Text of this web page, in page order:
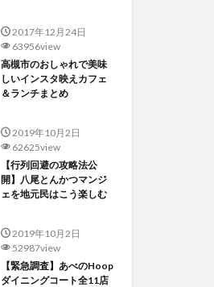
2017年12月24日
63956view
高槻市のおしゃれで美味
しいインスタ映えカフェ
＆ランチまとめ
2019年10月2日
62625view
【行列回避の攻略法公
開】八尾とんかつマンジ
ェを地元民はこう楽しむ
2019年10月2日
52987view
【緊急調査】あべのHoop
ダイニングコート全11店